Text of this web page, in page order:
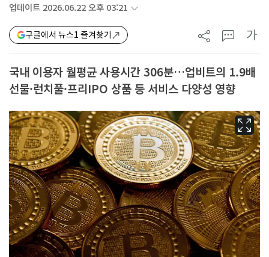
업데이트 2026.06.22 오후 03:21
구글에서 뉴스1 즐겨찾기 가
국내 이용자 월평균 사용시간 306분…업비트의 1.9배
선물·런치풀·프리IPO 상품 등 서비스 다양성 영향